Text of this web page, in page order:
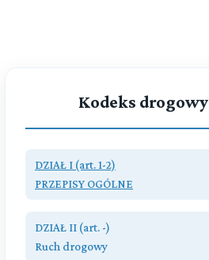
Kodeks drogowy
DZIAŁ I (art. 1-2)
PRZEPISY OGÓLNE
Przeczytaj zawartość działu
DZIAŁ II (art. -)
Ruch drogowy